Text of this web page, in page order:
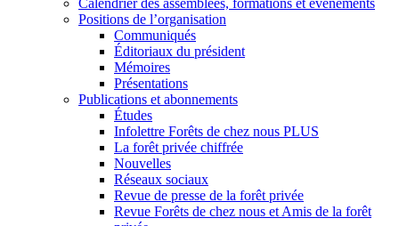
Calendrier des assemblées, formations et événements
Positions de l’organisation
Communiqués
Éditoriaux du président
Mémoires
Présentations
Publications et abonnements
Études
Infolettre Forêts de chez nous PLUS
La forêt privée chiffrée
Nouvelles
Réseaux sociaux
Revue de presse de la forêt privée
Revue Forêts de chez nous et Amis de la forêt